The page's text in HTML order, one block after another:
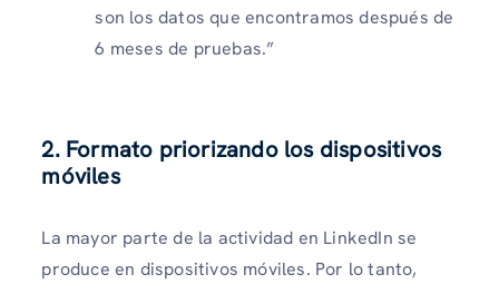
son los datos que encontramos después de
6 meses de pruebas.”
2. Formato priorizando los dispositivos
móviles
La mayor parte de la actividad en LinkedIn se
produce en dispositivos móviles. Por lo tanto,